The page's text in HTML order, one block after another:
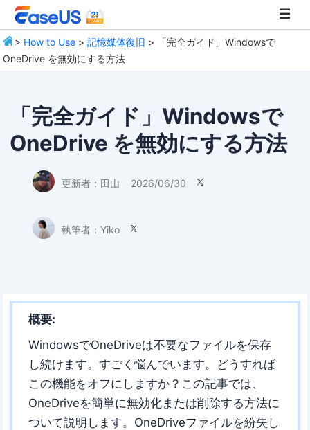
> How to Use >記憶媒体復旧 > 「完全ガイド」Windowsで
OneDrive を無効にする方法
「完全ガイド」Windowsで
OneDrive を無効にする方法
更新者： 田山 2026/06/30 
執筆者： Yiko 
概要:
WindowsでOneDriveは不要なファイルを保存
し続けます。すごく悩んでいます。どうすれば
この機能をオフにしますか？この記事では、
OneDriveを簡単に無効化または削除する方法に
ついて説明します。OneDriveファイルを紛失し